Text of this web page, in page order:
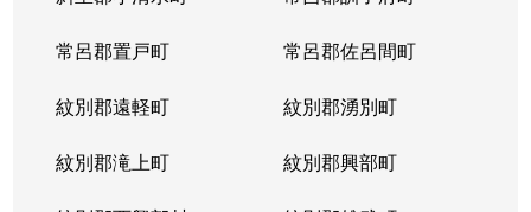
常呂郡置戸町 常呂郡佐呂間町
紋別郡遠軽町 紋別郡湧別町
紋別郡滝上町 紋別郡興部町